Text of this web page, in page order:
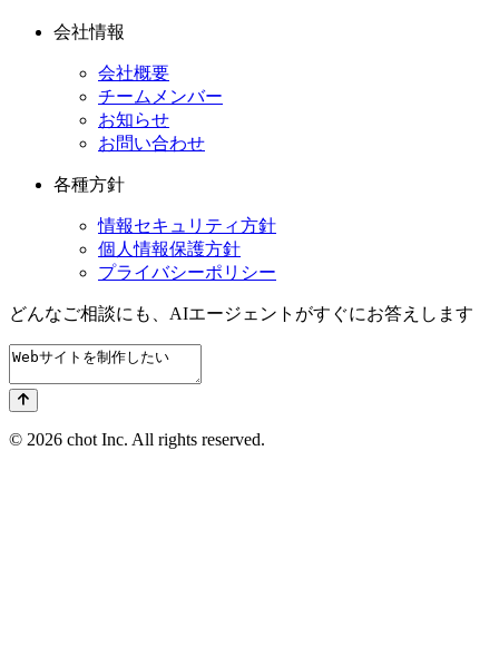
会社情報
会社概要
チームメンバー
お知らせ
お問い合わせ
各種方針
情報セキュリティ方針
個人情報保護方針
プライバシーポリシー
どんなご相談にも、 AIエージェントがすぐにお答えします
© 2026 chot Inc. All rights reserved.